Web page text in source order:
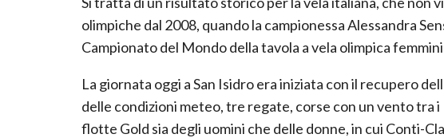
olimpiche dal 2008, quando la campionessa Alessandra
Campionato del Mondo della tavola a vela olimpica
La giornata oggi a San Isidro era iniziata con il recupero
delle condizioni meteo, tre regate, corse con un vento tra i
flotte Gold sia degli uomini che delle donne, in cui Conti-